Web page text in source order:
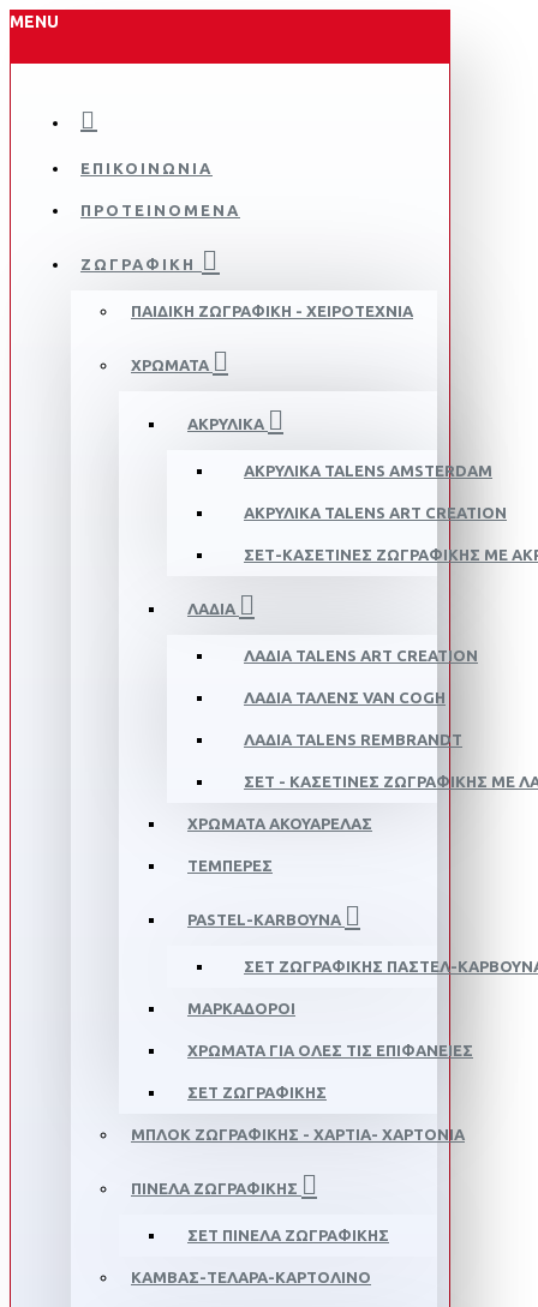
MENU
ΕΠΙΚΟΙΝΩΝΙΑ
ΠΡΟΤΕΙΝΌΜΕΝΑ
ΖΩΓΡΑΦΙΚΗ
ΠΑΙΔΙΚΗ ΖΩΓΡΑΦΙΚΗ - ΧΕΙΡΟΤΕΧΝΙΑ
ΧΡΩΜΑΤΑ
ΑΚΡΥΛΙΚΑ
ΑΚΡΥΛΙΚΑ TALENS AMSTERDAM
ΑΚΡΥΛΙΚΑ TALENS ART CREATION
ΣΕΤ-ΚΑΣΕΤΊΝΕΣ ΖΩΓΡΑΦΙΚΉΣ ΜΕ
ΛΑΔΙΑ
ΛΑΔΙΑ TALENS ART CREATION
ΛΑΔΙΑ ΤΑΛΕΝΣ VAN COGH
ΛΑΔΙΑ TALENS REMBRANDT
ΣΕΤ - ΚΑΣΕΤΊΝΕΣ ΖΩΓΡΑΦΙΚΉΣ ΜΕ
ΧΡΩΜΑΤΑ ΑΚΟΥΑΡΕΛΑΣ
ΤΕΜΠΕΡΕΣ
PASTEL-KARBOYNA
ΣΕΤ ΖΩΓΡΑΦΙΚΉΣ ΠΑΣΤΈΛ-
ΜΑΡΚΑΔΟΡΟΙ
ΧΡΩΜΑΤΑ ΓΙΑ ΟΛΕΣ ΤΙΣ ΕΠΙΦΑΝΕΙΕΣ
ΣΕΤ ΖΩΓΡΑΦΙΚΗΣ
ΜΠΛΟΚ ΖΩΓΡΑΦΙΚΗΣ - ΧΑΡΤΙΑ- ΧΑΡΤΟΝΙΑ
ΠΙΝΕΛΑ ΖΩΓΡΑΦΙΚΗΣ
ΣΕΤ ΠΙΝΈΛΑ ΖΩΓΡΑΦΙΚΉΣ
ΚΑΜΒΑΣ-ΤΕΛΑΡΑ-ΚΑΡΤΟΛΙΝΟ